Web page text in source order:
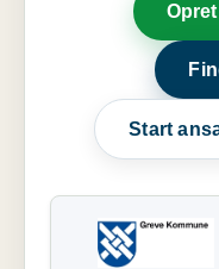
Start